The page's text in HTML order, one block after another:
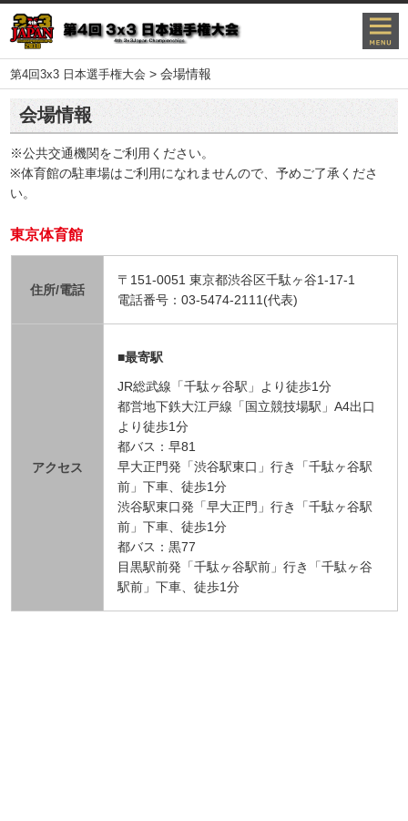
第4回3x3 日本選手権大会 >会場情報
会場情報
※公共交通機関をご利用ください。
※体育館の駐車場はご利用になれませんので、予めご了承くださ
い。
東京体育館
住所/電話
〒151-0051 東京都渋谷区千駄ヶ谷1-17-1
電話番号：03-5474-2111(代表)
アクセス
■最寄駅
JR総武線「千駄ヶ谷駅」より徒歩1分
都営地下鉄大江戸線「国立競技場駅」A4出口
より徒歩1分
都バス：早81
早大正門発「渋谷駅東口」行き「千駄ヶ谷駅
前」下車、徒歩1分
渋谷駅東口発「早大正門」行き「千駄ヶ谷駅
前」下車、徒歩1分
都バス：黒77
目黒駅前発「千駄ヶ谷駅前」行き「千駄ヶ谷
駅前」下車、徒歩1分